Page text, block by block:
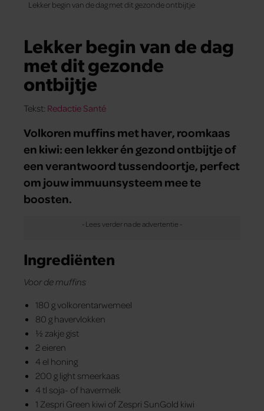
Lekker begin van de dag met dit gezonde ontbijtje
Lekker begin van de dag
met dit gezonde
ontbijtje
Tekst: Redactie Santé
Volkoren muffins met haver, roomkaas
en kiwi: een lekker én gezond ontbijtje of
een verantwoord tussendoortje, perfect
om jouw immuunsysteem mee te
boosten.
Ingrediënten
Voor de muffins
180 g volkorentarwemeel
80 g havervlokken
½ zakje gist
2 eieren
4 el honing
200 g light smeerkaas
4 tl soja- of havermelk
1 Zespri Green kiwi of Zespri SunGold kiwi